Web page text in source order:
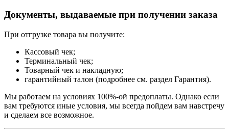
Документы, выдаваемые при получении заказа
При отгрузке товара вы получите:
Кассовый чек;
Терминальный чек;
Товарный чек и накладную;
гарантийный талон (подробнее см. раздел Гарантия).
Мы работаем на условиях 100%-ой предоплаты. Однако если
вам требуются иные условия, мы всегда пойдем вам навстречу
и сделаем все возможное.